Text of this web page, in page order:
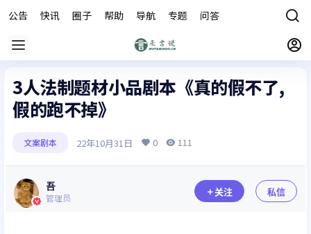
公告 快讯 圈子 帮助 导航 专题 问答
3人法制题材小品剧本《真的假不了,
假的跑不掉》
文案剧本 22年10月31日 0 111
吾
管理员 关注 私信